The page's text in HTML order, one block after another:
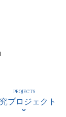
PROJECTS
プロジェクト